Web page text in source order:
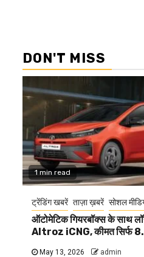
DON'T MISS
1 min read
ट्रेंडिंग खबरें ताज़ा ख़बरें सोशल
ऑटोमेटिक गियरबॉक्स के साथ
Altroz iCNG, कीमत सिर्फ
May 13, 2026 admin